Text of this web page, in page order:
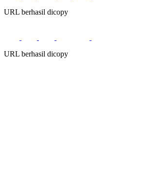
URL berhasil dicopy
URL berhasil dicopy